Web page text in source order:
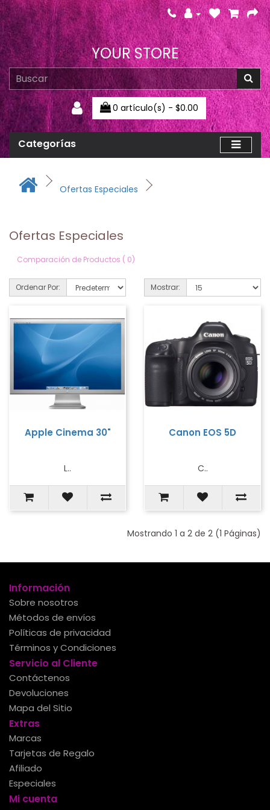
YOUR STORE
0 artículo(s) - $0.00
Categorías
Ofertas Especiales
Ofertas Especiales
Comparación de Productos ( 0)
Ordenar Por: Mostrar:
Apple Cinema 30"
L..
Canon EOS 5D
C..
Mostrando 1 a 2 de 2 (1 Páginas)
Información
Sobre nosotros
Métodos de envíos
Políticas de privacidad
Términos y Condiciones
Servicio al Cliente
Contáctenos
Devoluciones
Mapa del Sitio
Extras
Marcas
Tarjetas de Regalo
Afiliado
Especiales
Mi cuenta